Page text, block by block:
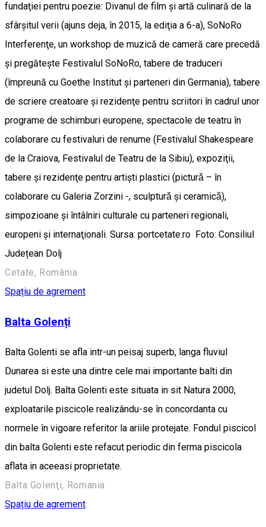
fundaţiei pentru poezie: Divanul de film şi artă culinară de la
sfârşitul verii (ajuns deja, în 2015, la ediţia a 6-a), SoNoRo
Interferenţe, un workshop de muzică de cameră care precedă
şi pregăteşte Festivalul SoNoRo, tabere de traduceri
(împreună cu Goethe Institut şi parteneri din Germania), tabere
de scriere creatoare şi rezidenţe pentru scriitori în cadrul unor
programe de schimburi europene, spectacole de teatru în
colaborare cu festivaluri de renume (Festivalul Shakespeare
de la Craiova, Festivalul de Teatru de la Sibiu), expoziţii,
tabere şi rezidenţe pentru artişti plastici (picturǎ – în
colaborare cu Galeria Zorzini -, sculpturǎ şi ceramicǎ),
simpozioane şi întâlniri culturale cu parteneri regionali,
europeni şi internaţionali. Sursa: portcetate.ro Foto: Consiliul
Județean Dolj
Cetate, România
Spațiu de agrement
Balta Golenți
Balta Golenti se afla intr-un peisaj superb, langa fluviul
Dunarea si este una dintre cele mai importante balti din
judetul Dolj. Balta Golenti este situata in sit Natura 2000,
exploatarile piscicole realizându-se în concordanta cu
normele în vigoare referitor la ariile protejate. Fondul piscicol
din balta Golenti este refacut periodic din ferma piscicola
aflata in aceeasi proprietate.
Balta Golenţi, Romania
Spațiu de agrement